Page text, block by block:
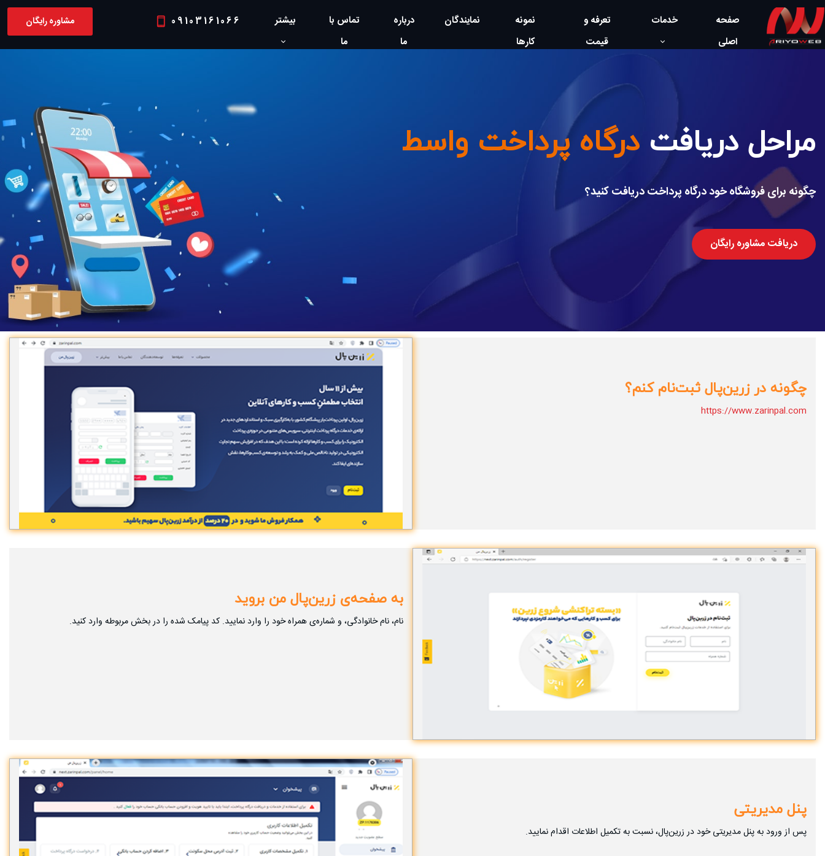
مشاوره رایگان P 09103161066
صفحه
اصلی
خدمات
تعرفه و
قیمت
نمونه
کارها
نمایندگان
درباره
ما
تماس با
ما
بیشتر
مراحل دریافت درگاه پرداخت واسط
چگونه برای فروشگاه خود درگاه پرداخت دریافت کنید؟
دریافت مشاوره رایگان
چگونه در زرین‌پال ثبت‌نام کنم؟
https://www.zarinpal.com
به صفحه‌ی زرین‌پال من بروید
نام، نام خانوادگی، و شماره‌ی همراه خود را وارد نمایید. کد پیامک شده را در بخش مربوطه وارد کنید.
پنل مدیریتی
پس از ورود به پنل مدیریتی خود در زرین‌پال، نسبت به تکمیل اطلاعات اقدام نمایید.